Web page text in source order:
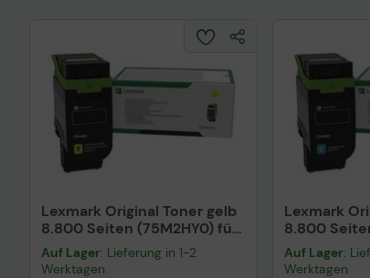
Lexmark Original Toner gelb
8.800 Seiten (75M2HY0) für
CX532adwe
Auf Lager: Lieferung in 1-2
Werktagen
Lexmark
8.800
CX532adwe
Auf Lager:
Werktagen